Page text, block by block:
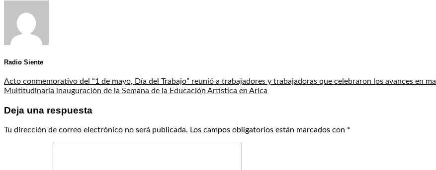
Radio Siente
Acto conmemorativo del “1 de mayo, Día del Trabajo” reunió a trabajadores y trabajadoras que celebraron los avances en
Multitudinaria inauguración de la Semana de la Educación Artística en Arica
Deja una respuesta
Tu dirección de correo electrónico no será publicada. Los campos obligatorios están marcados con *